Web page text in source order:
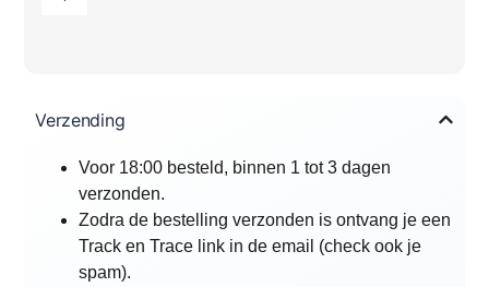
Verzending
Voor 18:00 besteld, binnen 1 tot 3 dagen
verzonden.
Zodra de bestelling verzonden is ontvang je een
Track en Trace link in de email (check ook je
spam).